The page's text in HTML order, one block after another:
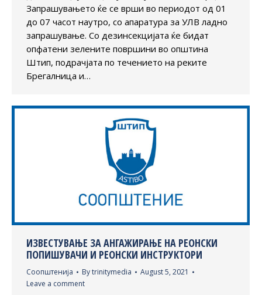
Запрашувањето ќе се врши во периодот од 01
до 07 часот наутро, со апаратура за УЛВ ладно
запрашување. Со дезинсекцијата ќе бидат
опфатени зелените површини во општина
Штип, подрачјата по течението на реките
Брегалница и…
ИЗВЕСТУВАЊЕ ЗА АНГАЖИРАЊЕ НА РЕОНСКИ
ПОПИШУВАЧИ И РЕОНСКИ ИНСТРУКТОРИ
Соопштенија Bytrinitymedia
August 5, 2021
Leave a comment